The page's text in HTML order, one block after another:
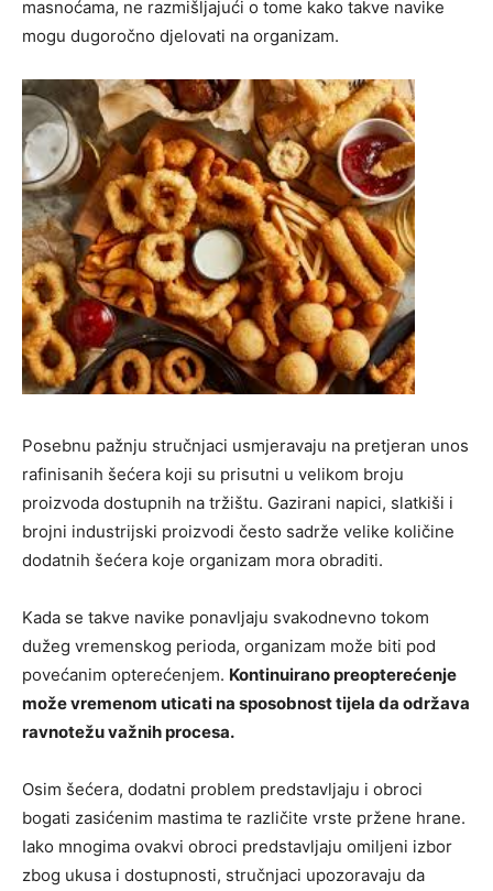
masnoćama, ne razmišljajući o tome kako takve navike
mogu dugoročno djelovati na organizam.
Posebnu pažnju stručnjaci usmjeravaju na pretjeran unos
rafinisanih šećera koji su prisutni u velikom broju
proizvoda dostupnih na tržištu. Gazirani napici, slatkiši i
brojni industrijski proizvodi često sadrže velike količine
dodatnih šećera koje organizam mora obraditi.
Kada se takve navike ponavljaju svakodnevno tokom
dužeg vremenskog perioda, organizam može biti pod
povećanim opterećenjem. Kontinuirano preopterećenje
može vremenom uticati na sposobnost tijela da održava
ravnotežu važnih procesa.
Osim šećera, dodatni problem predstavljaju i obroci
bogati zasićenim mastima te različite vrste pržene hrane.
Iako mnogima ovakvi obroci predstavljaju omiljeni izbor
zbog ukusa i dostupnosti, stručnjaci upozoravaju da